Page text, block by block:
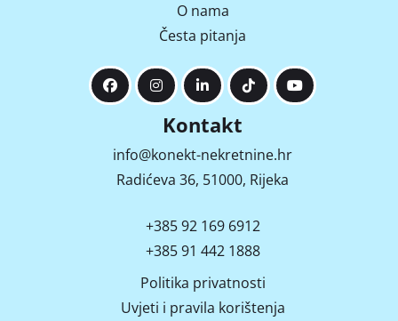
O nama
Česta pitanja
Kontakt
info@konekt-nekretnine.hr
Radićeva 36, 51000, Rijeka
+385 92 169 6912
+385 91 442 1888
Politika privatnosti
Uvjeti i pravila korištenja